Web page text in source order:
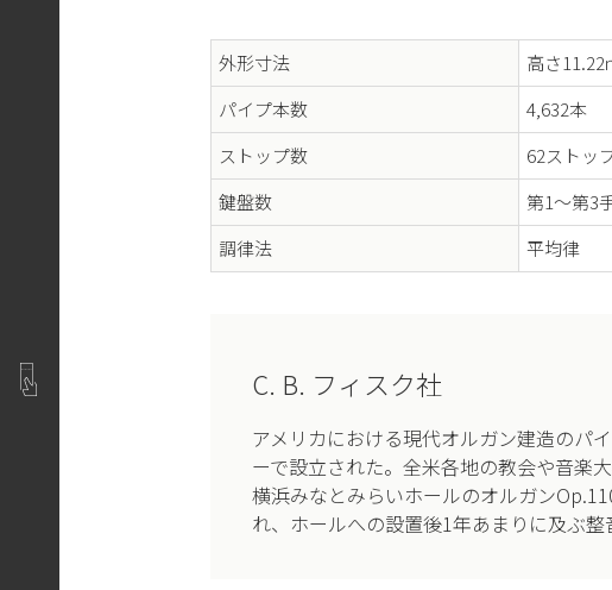
外形寸法
高さ
パイプ本数
4,632本
ストップ数
62ストッ
鍵盤数
第1〜第3
調律法
平均律
C. B. フィスク社
アメリカにおける現代オルガン建造のパ
ーで設立された。全米各地の教会や音楽
横浜みなとみらいホールのオルガン
れ、ホールへの設置後1年あまりに及ぶ